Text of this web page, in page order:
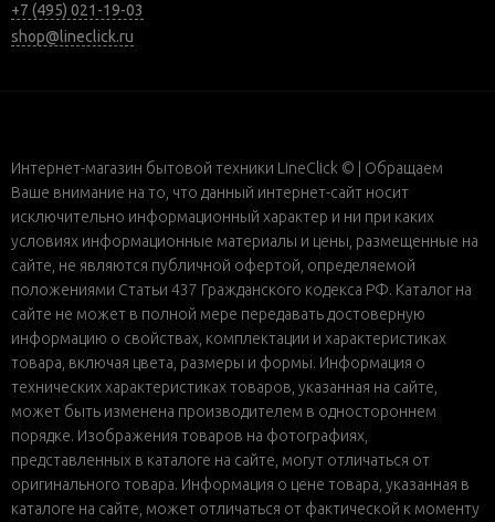
+7 (495) 021-19-03
shop@lineclick.ru
Интернет-магазин бытовой техники LineClick © | Обращаем
Ваше внимание на то, что данный интернет-сайт носит
исключительно информационный характер и ни при каких
условиях информационные материалы и цены, размещенные на
сайте, не являются публичной офертой, определяемой
положениями Статьи 437 Гражданского кодекса РФ. Каталог на
сайте не может в полной мере передавать достоверную
информацию о свойствах, комплектации и характеристиках
товара, включая цвета, размеры и формы. Информация о
технических характеристиках товаров, указанная на сайте,
может быть изменена производителем в одностороннем
порядке. Изображения товаров на фотографиях,
представленных в каталоге на сайте, могут отличаться от
оригинального товара. Информация о цене товара, указанная в
каталоге на сайте, может отличаться от фактической к моменту